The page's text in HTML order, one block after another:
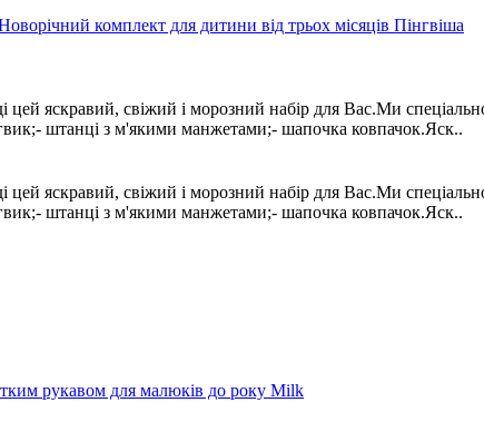
цей яскравий, свіжий і морозний набір для Вас.Ми
штанці з м'якими манжетами;- шапочка ковпачок.Яск..
цей яскравий, свіжий і морозний набір для Вас.Ми
штанці з м'якими манжетами;- шапочка ковпачок.Яск..